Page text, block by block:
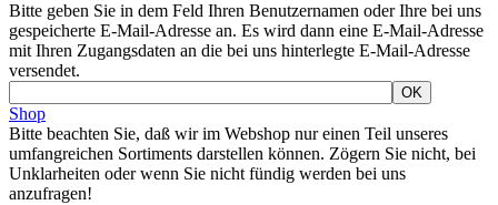
Bitte geben Sie in dem Feld Ihren Benutzernamen oder Ihre bei uns
gespeicherte E-Mail-Adresse an. Es wird dann eine E-Mail-Adresse
mit Ihren Zugangsdaten an die bei uns hinterlegte E-Mail-Adresse
versendet.
Shop
Bitte beachten Sie, daß wir im Webshop nur einen Teil unseres
umfangreichen Sortiments darstellen können. Zögern Sie nicht, bei
Unklarheiten oder wenn Sie nicht fündig werden bei uns
anzufragen!